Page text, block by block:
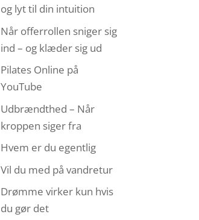
og lyt til din intuition
Når offerrollen sniger sig
ind – og klæder sig ud
Pilates Online på
YouTube
Udbrændthed – Når
kroppen siger fra
Hvem er du egentlig
Vil du med på vandretur
Drømme virker kun hvis
du gør det